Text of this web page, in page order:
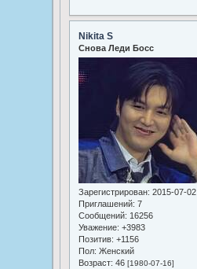
Nikita S
Снова Леди Босс
Зарегистрирован: 2015-07-02
Приглашений: 7
Сообщений: 16256
Уважение: +3983
Позитив: +1156
Пол: Женский
Возраст: 46 [1980-07-16]